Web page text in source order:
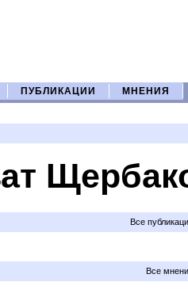
ПУБЛИКАЦИИ МНЕНИЯ
Все
Все